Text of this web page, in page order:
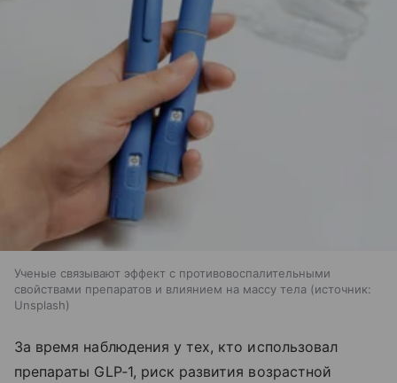
Ученые связывают эффект с противовоспалительными
свойствами препаратов и влиянием на массу тела
источник:
Unsplash
За время наблюдения у тех, кто использовал
препараты GLP‑1, риск развития возрастной